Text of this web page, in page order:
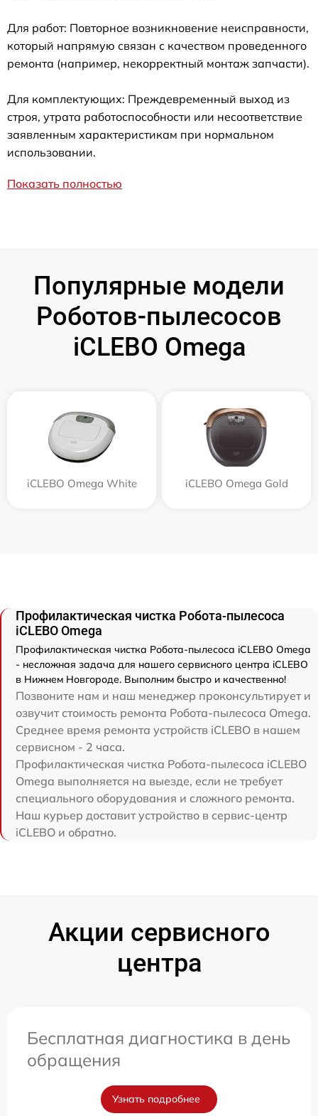
Для работ: Повторное возникновение неисправности,
который напрямую связан с качеством проведенного
ремонта (например, некорректный монтаж запчасти).
Для комплектующих: Преждевременный выход из
строя, утрата работоспособности или несоответствие
заявленным характеристикам при нормальном
использовании.
Показать полностью
Популярные модели
Роботов-пылесосов
iCLEBO Omega
iCLEBO Omega White iCLEBO Omega Gold
Профилактическая чистка Робота-пылесоса
iCLEBO Omega
Профилактическая чистка Робота-пылесоса iCLEBO Omega
- несложная задача для нашего сервисного центра iCLEBO
в Нижнем Новгороде. Выполним быстро и качественно!
Позвоните нам и наш менеджер проконсультирует и
озвучит стоимость ремонта Робота-пылесоса Omega.
Среднее время ремонта устройств iCLEBO в нашем
сервисном - 2 часа.
Профилактическая чистка Робота-пылесоса iCLEBO
Omega выполняется на выезде, если не требует
специального оборудования и сложного ремонта.
Наш курьер доставит устройство в сервис-центр
iCLEBO и обратно.
Акции сервисного
центра
Бесплатная диагностика в день
обращения
Узнать подробнее